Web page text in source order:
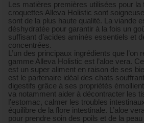
Les matières premières utilisées pour la
croquettes Alleva Holistic sont
sont de la plus haute qualité. La viande
déshydratée pour garantir à la fois un
suffisant d’acides aminés essentiels et
concentrées.
L’un des principaux ingrédients que l’on
gamme Alleva Holistic est l’aloe vera.
est un super aliment en raison de ses
est le partenaire idéal des chats
digestifs grâce à ses propriétés
va notamment aider à décontracter les
l’estomac, calmer les troubles
équilibre de la flore intestinale. L’aloe
pour prendre soin des poils et de la